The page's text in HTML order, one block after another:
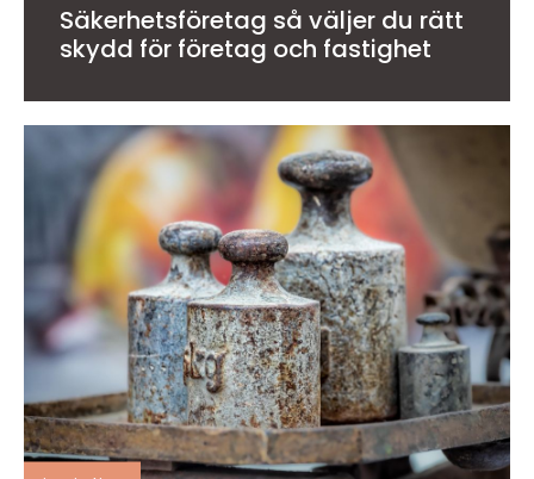
Säkerhetsföretag så väljer du rätt
skydd för företag och fastighet